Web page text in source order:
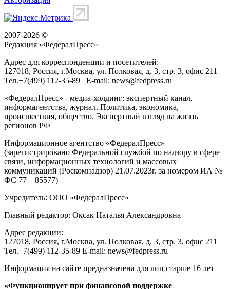
2007-2026 ©
Редакция «ФедералПресс»
Адрес для корреспонденции и посетителей:
127018, Россия, г.Москва, ул. Полковая, д. 3, стр. 3, офис 211
Тел.+7(499) 112-35-89 E-mail: news@fedpress.ru
«ФедералПресс» - медиа-холдинг: экспертный канал,
информагентства, журнал. Политика, экономика,
происшествия, общество. Экспертный взгляд на жизнь
регионов РФ
Информационное агентство «ФедералПресс»
(зарегистрировано Федеральной службой по надзору в сфере
связи, информационных технологий и массовых
коммуникаций (Роскомнадзор) 21.07.2023г. за номером ИА №
ФС 77 – 85577)
Учредитель: ООО «ФедералПресс»
Главный редактор: Оксак Наталья Александровна
Адрес редакции:
127018, Россия, г.Москва, ул. Полковая, д. 3, стр. 3, офис 211
Тел.+7(499) 112-35-89 E-mail: news@fedpress.ru
Информация на сайте предназначена для лиц старше 16 лет
«Функционирует при финансовой поддержке